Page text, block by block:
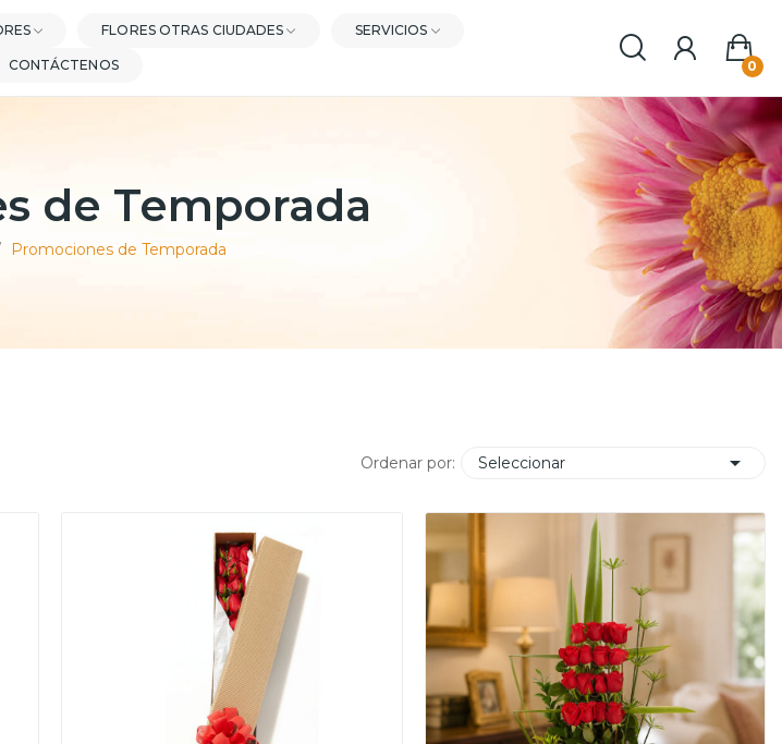
FLORES OTRAS CIUDADES SERVICIOS
CONTÁCTENOS 0
de Temporada
Promociones de Temporada
Ordenar por: Seleccionar 